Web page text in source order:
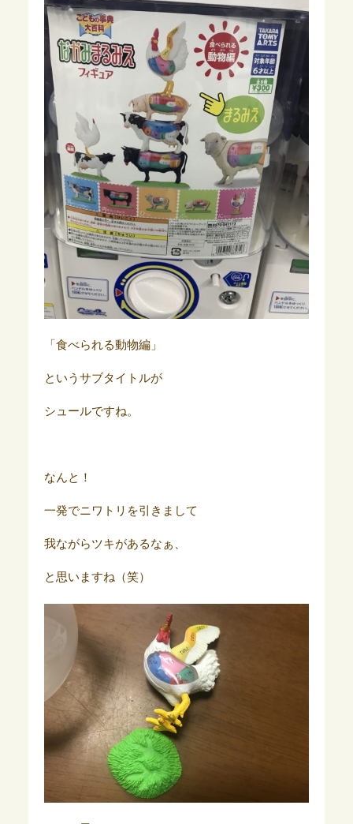
「食べられる動物編」
というサブタイトルが
シュールですね。
なんと！
一発でニワトリを引きまして
我ながらツキがあるなぁ、
と思いますね（笑）